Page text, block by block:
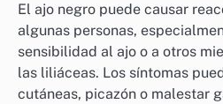
El ajo negro puede causar
algunas personas,
sensibilidad al ajo o a otros
las liliáceas. Los síntomas
cutáneas, picazón o malestar